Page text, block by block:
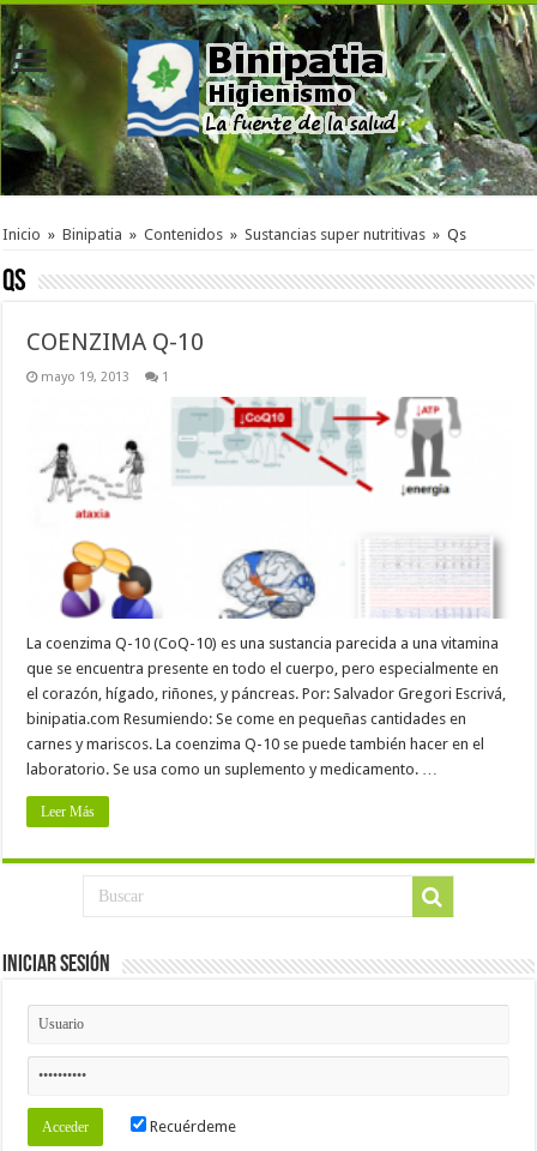
Inicio » Binipatia » Contenidos » Sustancias super nutritivas » Qs
Qs
COENZIMA Q-10
mayo 19, 2013 1
La coenzima Q-10 (CoQ-10) es una sustancia parecida a una vitamina
que se encuentra presente en todo el cuerpo, pero especialmente en
el corazón, hígado, riñones, y páncreas. Por: Salvador Gregori Escrivá,
binipatia.com Resumiendo: Se come en pequeñas cantidades en
carnes y mariscos. La coenzima Q-10 se puede también hacer en el
laboratorio. Se usa como un suplemento y medicamento. …
Leer Más
Iniciar Sesión
Recuérdeme